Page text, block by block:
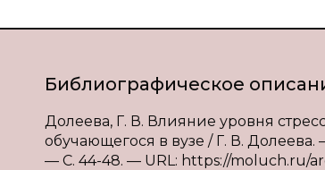
Библиографическое
Долеева, Г. В. Влияние уровня
обучающегося в вузе / Г. В.
— С. 44-48. — URL: https://moluch.ru/